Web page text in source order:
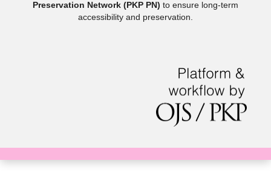
Preservation Network (PKP PN) to ensure long-term
accessibility and preservation.